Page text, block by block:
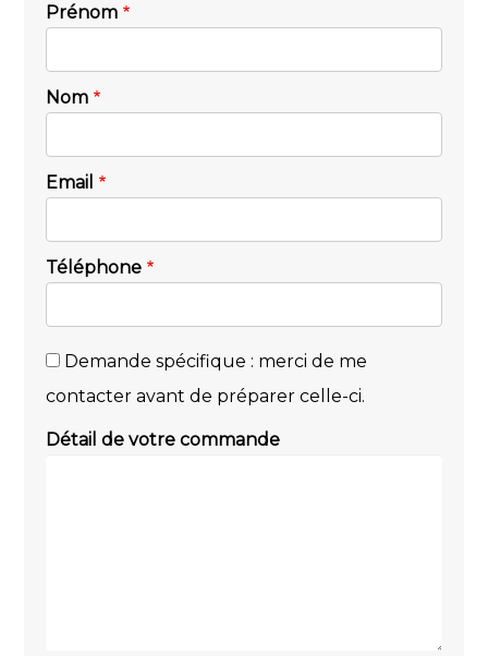
Prénom
Nom
Email
Téléphone
Demande spécifique : merci de me
contacter avant de préparer celle-ci.
Détail de votre commande